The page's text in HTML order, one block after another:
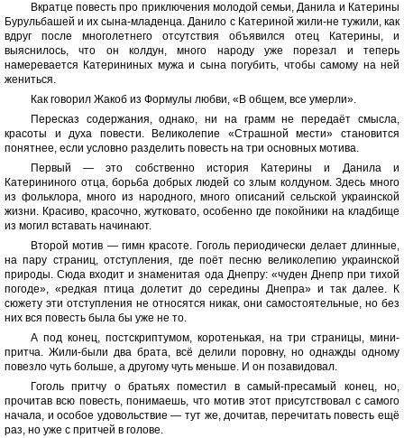
Вкратце повесть про приключения молодой семьи, Данила и Катерины
Бурульбашей и их сына-младенца. Данило с Катериной жили-не тужили, как
вдруг после многолетнего отсутствия объявился отец Катерины, и
выяснилось, что он колдун, много народу уже порезал и теперь
намеревается Катерининых мужа и сына погубить, чтобы самому на ней
жениться.
Как говорил Жакоб из Формулы любви, «В общем, все умерли».
Пересказ содержания, однако, ни на грамм не передаёт смысла,
красоты и духа повести. Великолепие «Страшной мести» становится
понятнее, если условно разделить повесть на три основных мотива.
Первый — это собственно история Катерины и Данила и
Катерининого отца, борьба добрых людей со злым колдуном. Здесь много
из фольклора, много из народного, много описаний сельской украинской
жизни. Красиво, красочно, жутковато, особенно где покойники на кладбище
из могил вставать начинают.
Второй мотив — гимн красоте. Гоголь периодически делает длинные,
на пару страниц, отступления, где поёт песню великолепию украинской
природы. Сюда входит и знаменитая ода Днепру: «чуден Днепр при тихой
погоде», «редкая птица долетит до середины Днепра» и так далее. К
сюжету эти отступления не относятся никак, они самостоятельные, но без
них вся повесть была бы уже не то.
А под конец, постскриптумом, коротенькая, на три страницы, мини-
притча. Жили-были два брата, всё делили поровну, но однажды одному
повезло чуть больше, а другому чуть меньше. И он позавидовал.
Гоголь притчу о братьях поместил в самый-пресамый конец, но,
прочитав всю повесть, понимаешь, что мотив этот присутствовал с самого
начала, и особое удовольствие — тут же, дочитав, перечитать повесть ещё
раз, но уже с притчей в голове.